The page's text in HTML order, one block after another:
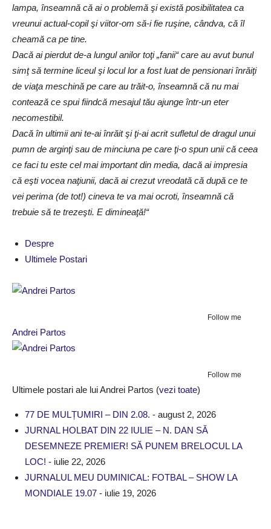
lampa, înseamnă că ai o problemă şi există posibilitatea ca
vreunui actual-copil şi viitor-om să-i fie ruşine, cândva, că îl
cheamă ca pe tine.
Dacă ai pierdut de-a lungul anilor toţi „fanii“ care au avut bunul
simţ să termine liceul şi locul lor a fost luat de pensionari înrăiţi
de viaţa meschină pe care au trăit-o, înseamnă că nu mai
contează ce spui fiindcă mesajul tău ajunge într-un eter
necomestibil.
Dacă în ultimii ani te-ai înrăit şi ţi-ai acrit sufletul de dragul unui
pumn de arginţi sau de minciuna pe care ţi-o spun unii că ceea
ce faci tu este cel mai important din media, dacă ai impresia
că eşti vocea naţiunii, dacă ai crezut vreodată că după ce te
vei perima (de tot!) cineva te va mai ocroti, înseamnă că
trebuie să te trezeşti. E dimineaţă!“
Despre
Ultimele Postari
Follow me
Andrei Partos
Follow me
Ultimele postari ale lui Andrei Partos (vezi toate)
77 DE MULȚUMIRI – DIN 2.08. - august 2, 2026
JURNAL HOLBAT DIN 22 IULIE – N. DAN SĂ
DESEMNEZE PREMIER! SĂ PUNEM BRELOCUL LA
LOC! - iulie 22, 2026
JURNALUL MEU DUMINICAL: FOTBAL – SHOW LA
MONDIALE 19.07 - iulie 19, 2026